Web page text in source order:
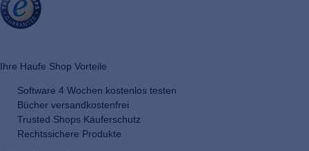
Ihre Haufe Shop Vorteile
Software 4 Wochen kostenlos testen
Bücher versandkostenfrei
Trusted Shops Käuferschutz
Rechtssichere Produkte